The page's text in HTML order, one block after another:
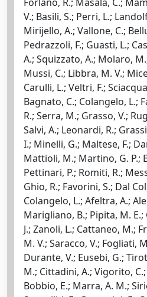
V.; Basili, S.; Perri, L.;
Mirijello, A.; Vallone, C.;
Pedrazzoli, F.; Guasti, L.;
A.; Squizzato, A.; Molaro,
Mussi, C.; Libbra, M. V.;
Carulli, L.; Veltri, F.;
Bagnato, C.; Colangelo, L.;
R.; Serra, M.; Grasso, V.;
Salvi, A.; Leonardi, R.;
I.; Minelli, G.; Maltese, F.;
Mattioli, M.; Martino, G. P.;
Pettinari, P.; Romiti, R.;
Ghio, R.; Favorini, S.; Dal
Colangelo, L.; Afeltra, A.;
Marigliano, B.; Pipita, M. E.;
J.; Zanoli, L.; Cattaneo, M.;
M. V.; Saracco, V.; Fogliati,
Durante, V.; Eusebi, G.;
M.; Cittadini, A.; Vigorito,
Bobbio, E.; Marra, A. M.;